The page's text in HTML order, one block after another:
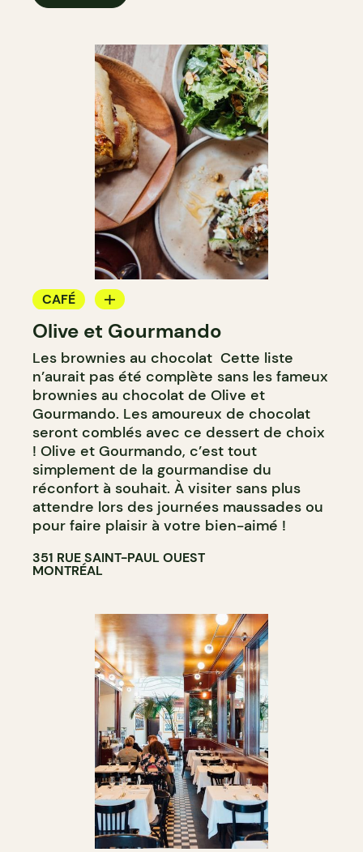
CAFÉ
COMPTOIR
CAVISTE
Olive et Gourmando
Les brownies au chocolat Cette liste
n’aurait pas été complète sans les fameux
brownies au chocolat de Olive et
Gourmando. Les amoureux de chocolat
seront comblés avec ce dessert de choix
! Olive et Gourmando, c’est tout
simplement de la gourmandise du
réconfort à souhait. À visiter sans plus
attendre lors des journées maussades ou
pour faire plaisir à votre bien-aimé !
351 RUE SAINT-PAUL OUEST
MONTRÉAL